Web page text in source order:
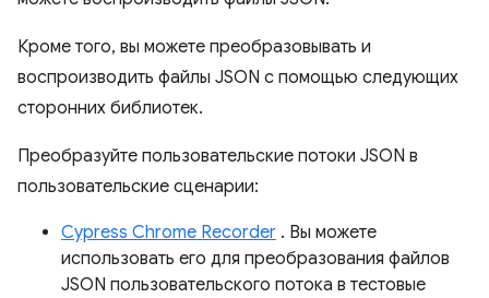
Кроме того, вы можете преобразовывать и
воспроизводить файлы JSON с помощью следующих
сторонних библиотек.
Преобразуйте пользовательские потоки JSON в
пользовательские сценарии:
Cypress Chrome Recorder . Вы можете
использовать его для преобразования файлов
JSON пользовательского потока в тестовые